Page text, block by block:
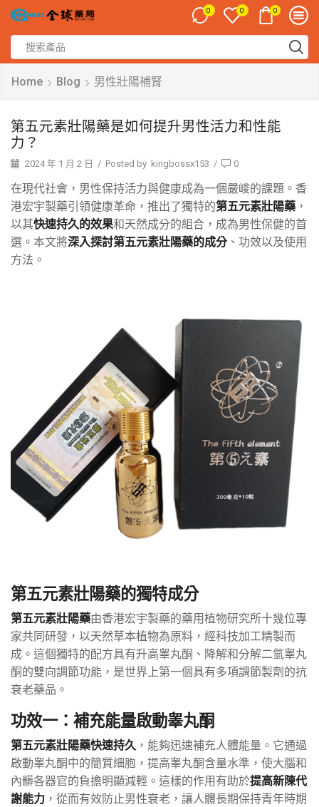
0 0 0
Home Blog 男性壯陽補腎
第五元素壯陽藥是如何提升男性活力和性能
力？
2024 年 1 月 2 日 / Posted by kingbossx153 / 0
在現代社會，男性保持活力與健康成為一個嚴峻的課題。香
港宏宇製藥引領健康革命，推出了獨特的第五元素壯陽藥 ，
以其快速持久的效果和天然成分的組合，成為男性保健的首
選。本文將深入探討第五元素壯陽藥的成分、功效以及使用
方法。
第五元素壯陽藥的獨特成分
第五元素壯陽藥由香港宏宇製藥的藥用植物研究所十幾位專
家共同研發，以天然草本植物為原料，經科技加工精製而
成。這個獨特的配方具有升高睾丸酮、降解和分解二氫睾丸
酮的雙向調節功能，是世界上第一個具有多項調節製劑的抗
衰老藥品。
功效一：補充能量啟動睾丸酮
第五元素壯陽藥快速持久 ，能夠迅速補充人體能量。它通過
啟動睾丸酮中的簡質細胞，提高睾丸酮含量水準，使大腦和
內髒各器官的負擔明顯減輕。這樣的作用有助於提高新陳代
謝能力 ，從而有效防止男性衰老，讓人體長期保持青年時期